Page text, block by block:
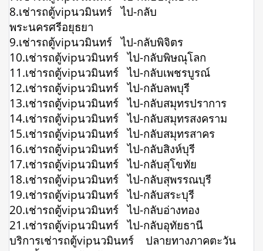
8.เช่ารถตู้vipนวมินทร์ ไป-กลับ
พระนครศรีอยุธยา
9.เช่ารถตู้vipนวมินทร์ ไป-กลับพิจิตร
10.เช่ารถตู้vipนวมินทร์ ไป-กลับพิษณุโลก
11.เช่ารถตู้vipนวมินทร์ ไป-กลับเพชรบูรณ์
12.เช่ารถตู้vipนวมินทร์ ไป-กลับลพบุรี
13.เช่ารถตู้vipนวมินทร์ ไป-กลับสมุทรปราการ
14.เช่ารถตู้vipนวมินทร์ ไป-กลับสมุทรสงคราม
15.เช่ารถตู้vipนวมินทร์ ไป-กลับสมุทรสาคร
16.เช่ารถตู้vipนวมินทร์ ไป-กลับสิงห์บุรี
17.เช่ารถตู้vipนวมินทร์ ไป-กลับสุโขทัย
18.เช่ารถตู้vipนวมินทร์ ไป-กลับสุพรรณบุรี
19.เช่ารถตู้vipนวมินทร์ ไป-กลับสระบุรี
20.เช่ารถตู้vipนวมินทร์ ไป-กลับอ่างทอง
21.เช่ารถตู้vipนวมินทร์ ไป-กลับอุทัยธานี
บริการเช่ารถตู้vipนวมินทร์ ปลายทางภาคตะวัน